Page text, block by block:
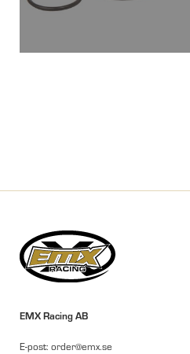
EMX Racing AB
E-post: order@emx.se